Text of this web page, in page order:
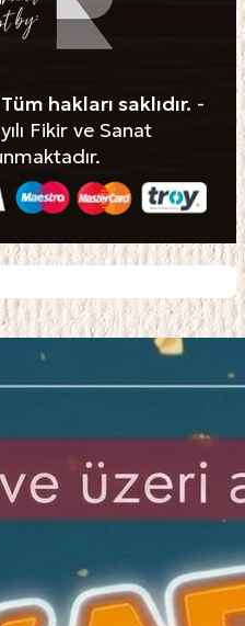
hakları saklıdır. -
Fikir ve Sanat